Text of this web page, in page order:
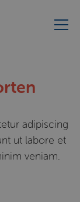
adipiscing
ut labore et
veniam.